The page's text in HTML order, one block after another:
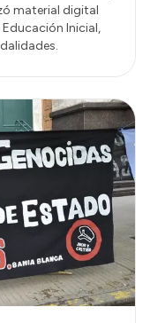
material digital
Inicial,